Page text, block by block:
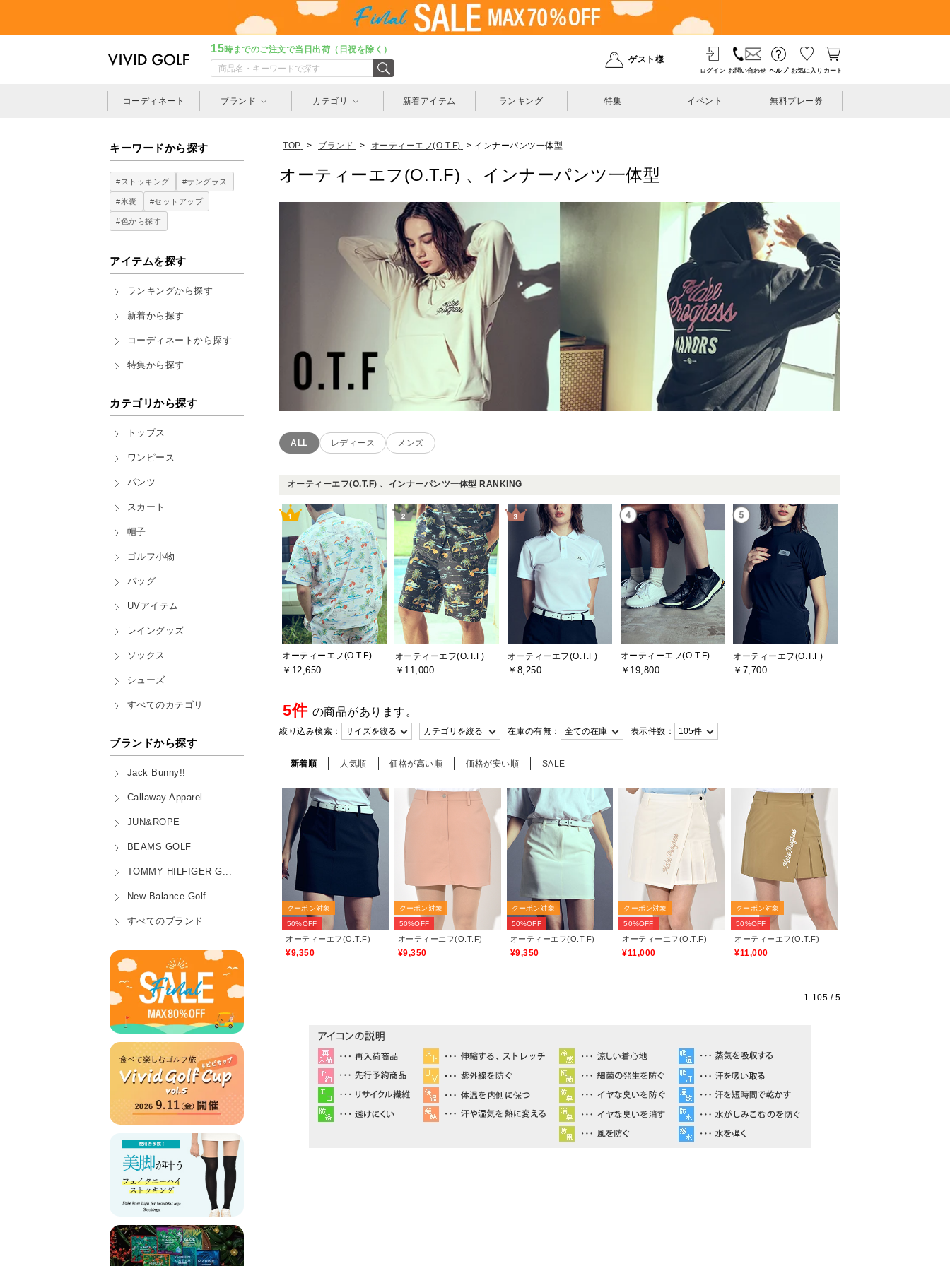
15時までのご注文で当日出荷（日祝を除く）
ゲスト様
ログイン お問い合わせ ヘルプ お気に入り カート
コーディネート ブランド カテゴリ 新着アイテム ランキング 特集 イベント 無料プレー券
キーワードから探す
#ストッキング #サングラス
#氷嚢 #セットアップ
#色から探す
アイテムを探す
ランキングから探す
新着から探す
コーディネートから探す
特集から探す
カテゴリから探す
トップス
ワンピース
パンツ
スカート
帽子
ゴルフ小物
バッグ
UVアイテム
レイングッズ
ソックス
シューズ
すべてのカテゴリ
ブランドから探す
Jack Bunny!!
Callaway Apparel
JUN&ROPE
BEAMS GOLF
TOMMY HILFIGER G...
New Balance Golf
すべてのブランド
TOP > ブランド > オーティーエフ(O.T.F) > インナーパンツ一体型
オーティーエフ(O.T.F) 、インナーパンツ一体型
ALL レディース メンズ
オーティーエフ(O.T.F) 、インナーパンツ一体型 RANKING
オーティーエフ(O.T.F)
￥12,650
オーティーエフ(O.T.F)
￥11,000
オーティーエフ(O.T.F)
￥8,250
オーティーエフ(O.T.F)
￥19,800
オーティーエフ(O.T.F)
￥7,700
5件 の商品があります。
絞り込み検索： 在庫の有無： 表示件数：
新着順 人気順 価格が高い順 価格が安い順 SALE
クーポン対象
50%OFF
オーティーエフ(O.T.F)
¥9,350
クーポン対象
50%OFF
オーティーエフ(O.T.F)
¥9,350
クーポン対象
50%OFF
オーティーエフ(O.T.F)
¥9,350
クーポン対象
50%OFF
オーティーエフ(O.T.F)
¥11,000
クーポン対象
50%OFF
オーティーエフ(O.T.F)
¥11,000
1-105 / 5